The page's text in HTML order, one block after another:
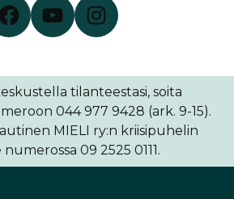
Facebookissa
Surunauha YouTubessa
Surunauha Instagramissa
tilanteestasi, soita
044 977 9428 (ark. 9-15).
MIELI ry:n kriisipuhelin
09 2525 0111.